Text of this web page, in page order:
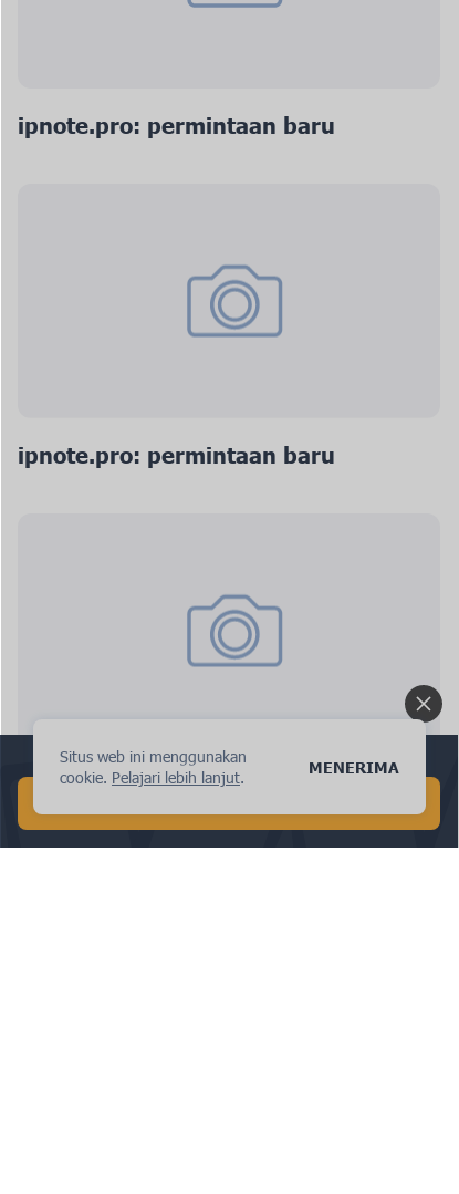
Situs web ini menggunakan
cookie. Pelajari lebih lanjut.
MENERIMA
ipnote.pro: permintaan baru
ipnote.pro: permintaan baru
ipnote.pro: permintaan baru
Lakukan pencarian AI global dalam 1 menit!